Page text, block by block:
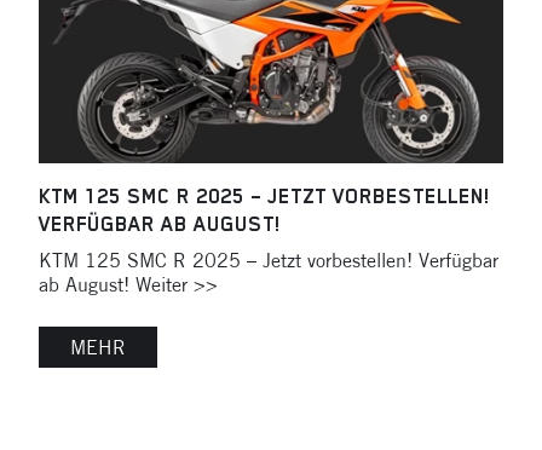
KTM 125 SMC R 2025 – JETZT VORBESTELLEN!
VERFÜGBAR AB AUGUST!
KTM 125 SMC R 2025 – Jetzt vorbestellen! Verfügbar
ab August! Weiter >>
MEHR